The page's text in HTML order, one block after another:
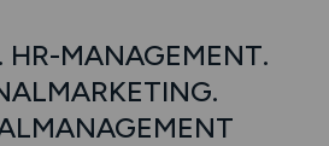
HR-MANAGEMENT.